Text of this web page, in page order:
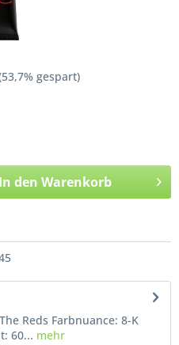
gespart)
In den Warenkorb
Reds Farbnuance: 8-K
60... mehr